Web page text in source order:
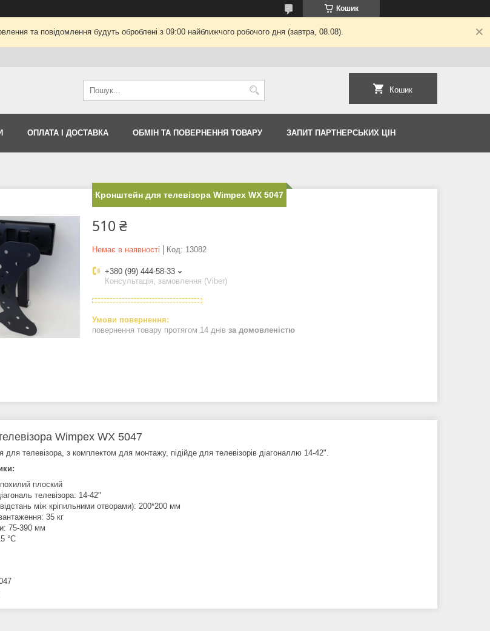
Кошик
та повідомлення будуть оброблені з 09:00 найближчого робочого дня (завтра, 08.08).
Кошик
ОПЛАТА І ДОСТАВКА ОБМІН ТА ПОВЕРНЕННЯ ТОВАРУ ЗАПИТ ПАРТНЕРСЬКИХ ЦІН
Кронштейн для телевізора Wimpex WX 5047
510 ₴
Немає в наявності Код: 13082
+380 (99) 444-58-33
Консультація, замовлення (Viber)
повернення товару протягом 14 днів за домовленістю
Wimpex WX 5047
для телевізора, з комплектом для монтажу, підійде для телевізорів діагоналлю 14-42".
плоский
телевізора: 14-42"
між кріпильними отворами): 200*200 мм
35 кг
75-390 мм
°C